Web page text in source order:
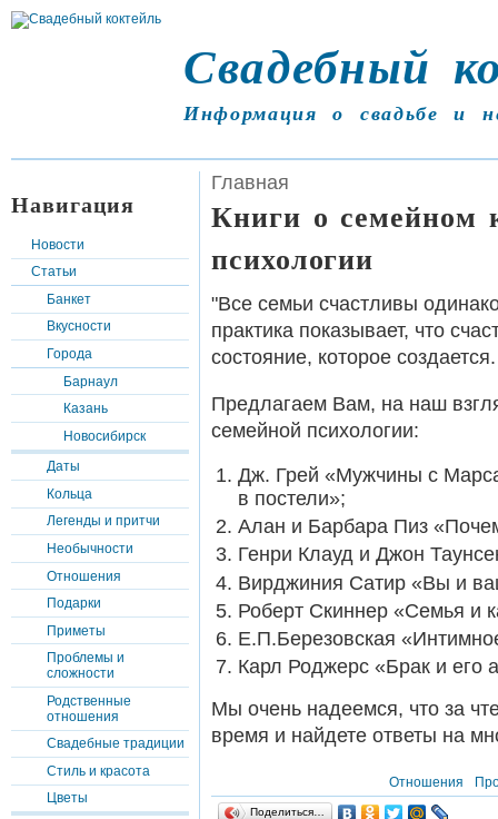
Свадебный
Информация о свадьбе и
Навигация
Новости
Статьи
Банкет
Вкусности
Города
Барнаул
Казань
Новосибирск
Даты
Кольца
Легенды и притчи
Необычности
Отношения
Подарки
Приметы
Проблемы и
сложности
Родственные
отношения
Свадебные традиции
Стиль и красота
Цветы
Главная
Книги о семейном
психологии
"Все семьи счастливы
практика показывает, что
состояние, которое создается.
Предлагаем Вам, на наш
семейной психологии:
Дж. Грей «Мужчины с
в постели»;
Алан и Барбара Пиз
Генри Клауд и Джон
Вирджиния Сатир «Вы и
Роберт Скиннер «Семья и
Е.П.Березовская
Карл Роджерс «Брак и его
Мы очень надеемся, что за
время и найдете ответы на
Отношения
Поделиться…